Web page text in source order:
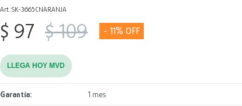
SK-3665CNARANJA
$ 97 $ 109 11
LLEGA HOY MVD
Garantía 1 mes